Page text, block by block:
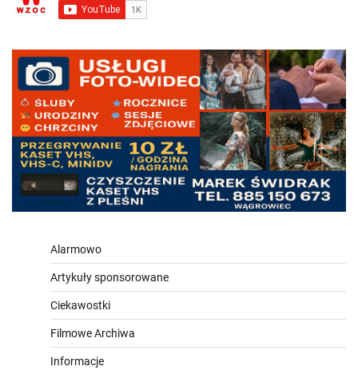
Alarmowo
Artykuły sponsorowane
Ciekawostki
Filmowe Archiwa
Informacje